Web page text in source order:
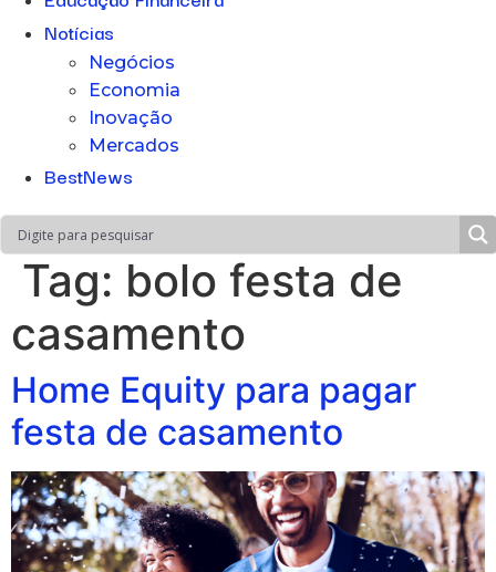
Notícias
Negócios
Economia
Inovação
Mercados
BestNews
Tag: bolo festa de
casamento
Home Equity para pagar
festa de casamento